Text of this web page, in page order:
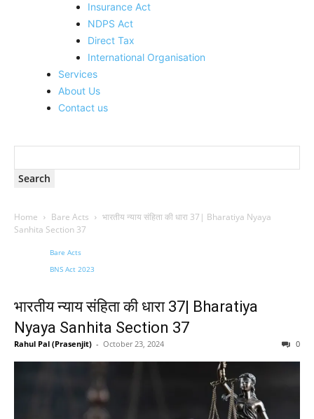
Insurance Act
NDPS Act
Direct Tax
International Organisation
Services
About Us
Contact us
Home Bare Acts
भारतीय न्याय संहिता की धारा 37| Bharatiya Nyaya
Sanhita Section 37
Bare Acts
BNS Act 2023
भारतीय न्याय संहिता की धारा 37| Bharatiya
Nyaya Sanhita Section 37
Rahul Pal (Prasenjit) - October 23, 2024 0